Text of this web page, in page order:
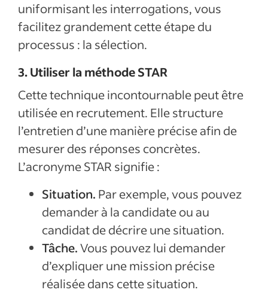
uniformisant les interrogations, vous
facilitez grandement cette étape du
processus : la sélection.
3. Utiliser la méthode STAR
Cette technique incontournable peut être
utilisée en recrutement. Elle structure
l’entretien d’une manière précise afin de
mesurer des réponses concrètes.
L’acronyme STAR signifie :
Situation. Par exemple, vous pouvez
demander à la candidate ou au
candidat de décrire une situation.
Tâche.Vous pouvez lui demander
d’expliquer une mission précise
réalisée dans cette situation.